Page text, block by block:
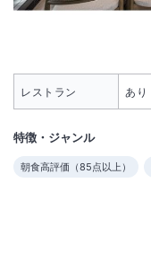
レストラン あり
特徴・ジャンル
朝食高評価（85点以上）